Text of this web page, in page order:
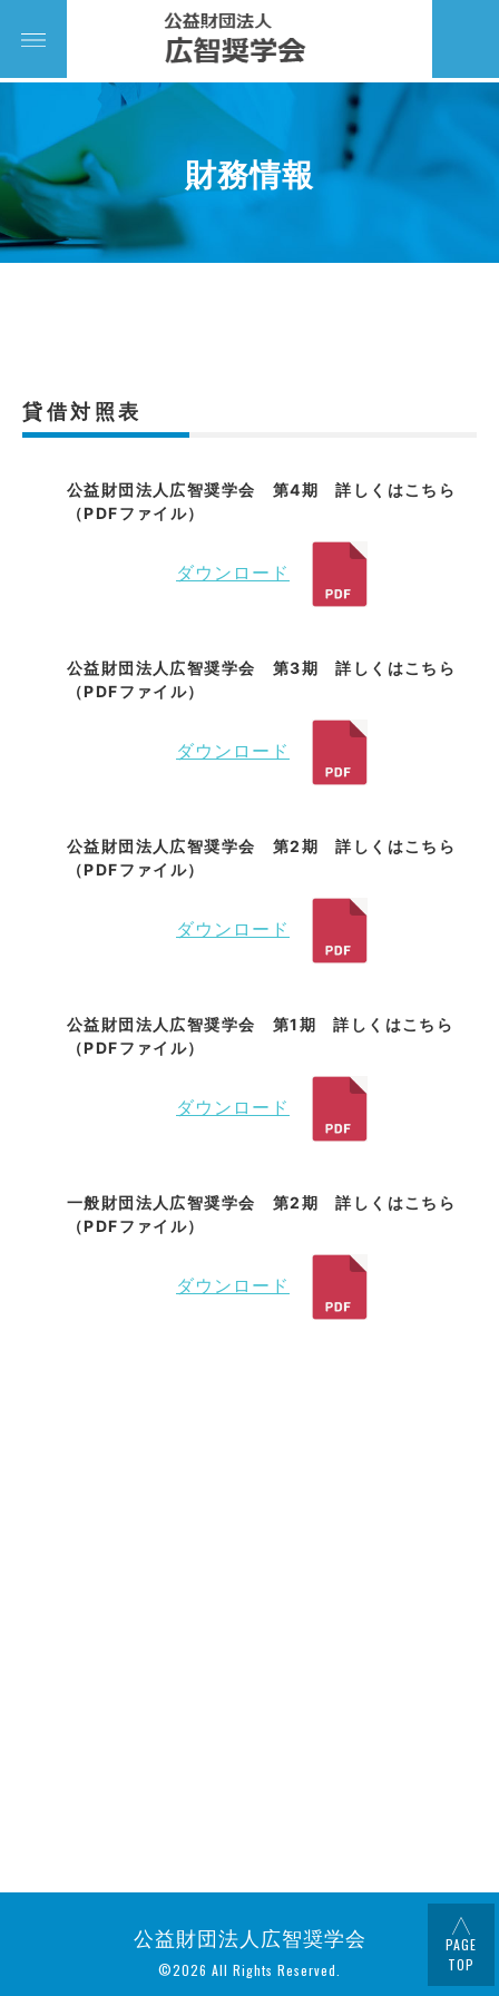
財務情報
貸借対照表
公益財団法人広智奨学会 第4期 詳しくはこちら
（PDFファイル）
ダウンロード
公益財団法人広智奨学会 第3期 詳しくはこちら
（PDFファイル）
ダウンロード
公益財団法人広智奨学会 第2期 詳しくはこちら
（PDFファイル）
ダウンロード
公益財団法人広智奨学会 第1期 詳しくはこちら
（PDFファイル）
ダウンロード
一般財団法人広智奨学会 第2期 詳しくはこちら
（PDFファイル）
ダウンロード
PAGE
TOP
公益財団法人広智奨学会
©2026 All Rights Reserved.